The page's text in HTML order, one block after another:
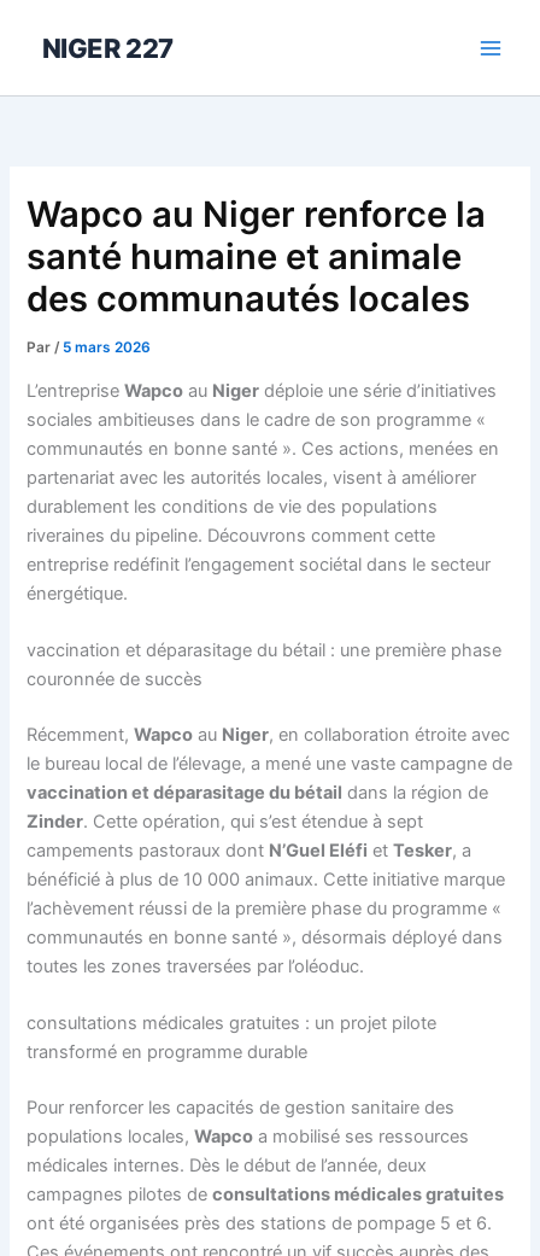
NIGER 227
Wapco au Niger renforce la
santé humaine et animale
des communautés locales
Par/ 5 mars 2026
L’entrepriseWapco au Niger déploie une série d’initiatives
sociales ambitieuses dans le cadre de son programme «
communautés en bonne santé ». Ces actions, menées en
partenariat avec les autorités locales, visent à améliorer
durablement les conditions de vie des populations
riveraines du pipeline. Découvrons comment cette
entreprise redéfinit l’engagement sociétal dans le secteur
énergétique.
vaccination et déparasitage du bétail : une première phase
couronnée de succès
Récemment,Wapco au Niger, en collaboration étroite avec
le bureau local de l’élevage, a mené une vaste campagne de
vaccination et déparasitage du bétail dans la région de
Zinder. Cette opération, qui s’est étendue à sept
campements pastoraux dont N’Guel Eléfi etTesker, a
bénéficié à plus de 10 000 animaux. Cette initiative marque
l’achèvement réussi de la première phase du programme «
communautés en bonne santé », désormais déployé dans
toutes les zones traversées par l’oléoduc.
consultations médicales gratuites : un projet pilote
transformé en programme durable
Pour renforcer les capacités de gestion sanitaire des
populations locales,Wapco a mobilisé ses ressources
médicales internes. Dès le début de l’année, deux
campagnes pilotes deconsultations médicales gratuites
ont été organisées près des stations de pompage 5 et 6.